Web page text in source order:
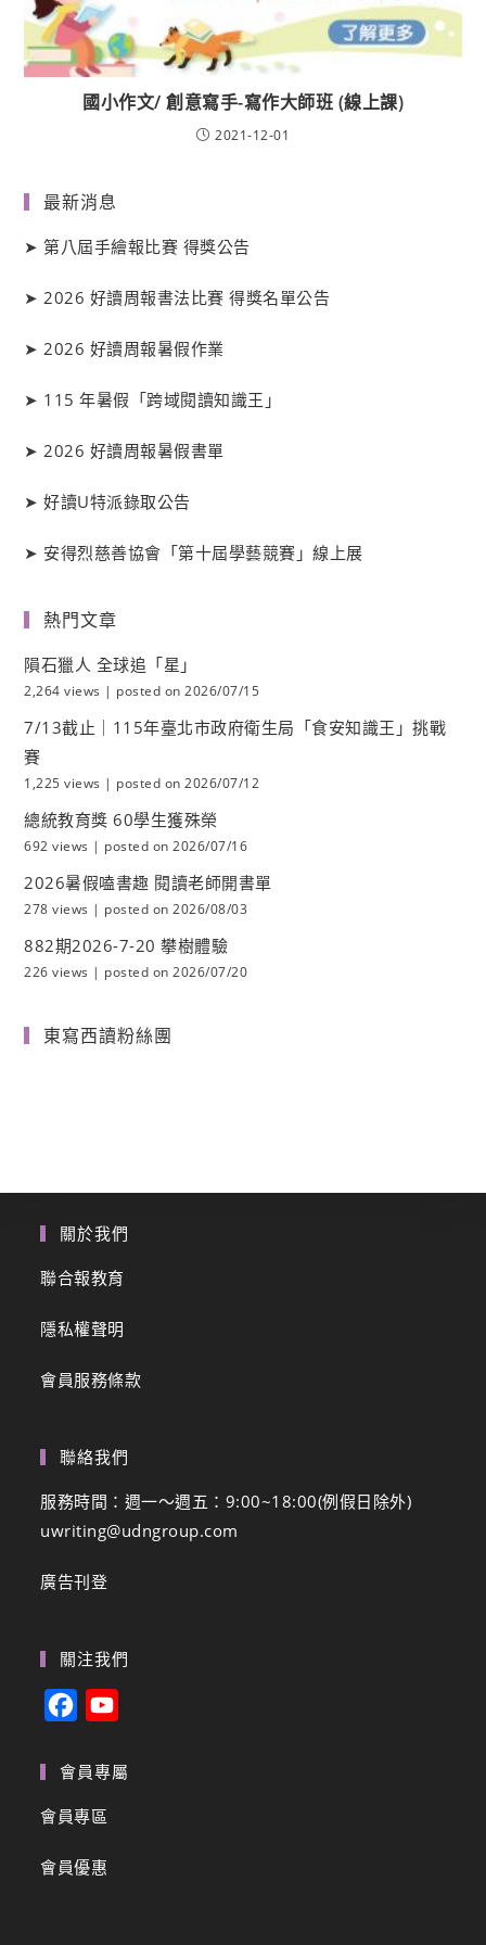
國小作文/ 創意寫手-寫作大師班 (線上課)
2021-12-01
最新消息
➤第八屆手繪報比賽 得獎公告
➤2026 好讀周報書法比賽 得獎名單公告
➤2026 好讀周報暑假作業
➤ 115 年暑假「跨域閱讀知識王」
➤2026 好讀周報暑假書單
➤好讀U特派錄取公告
➤ 安得烈慈善協會「第十屆學藝競賽」線上展
熱門文章
隕石獵人 全球追「星」
2,264 views | posted on 2026/07/15
7/13截止｜115年臺北市政府衛生局「食安知識王」挑戰
賽
1,225 views | posted on 2026/07/12
總統教育獎 60學生獲殊榮
692 views | posted on 2026/07/16
2026暑假嗑書趣 閱讀老師開書單
278 views | posted on 2026/08/03
882期2026-7-20 攀樹體驗
226 views | posted on 2026/07/20
東寫西讀粉絲團
關於我們
聯合報教育
隱私權聲明
會員服務條款
聯絡我們
服務時間：週一～週五：9:00~18:00(例假日除外)
uwriting@udngroup.com
廣告刊登
關注我們
c
e
o
u
會員專屬
會員專區
會員優惠